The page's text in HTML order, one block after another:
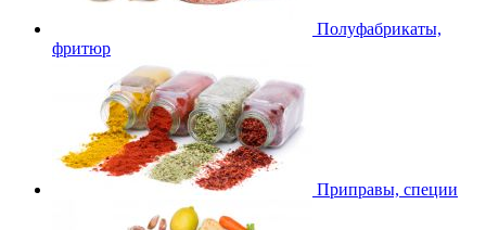
Полуфабрикаты,
фритюр
Приправы, специи